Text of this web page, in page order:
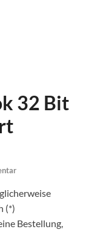
32 Bit
(*)
Bestellung,